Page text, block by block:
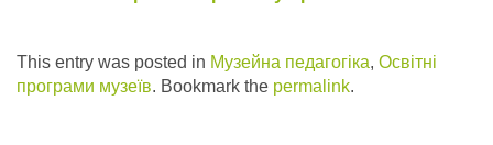
This entry was posted in Музейна педагогіка, Освітні
програми музеїв. Bookmark the permalink.